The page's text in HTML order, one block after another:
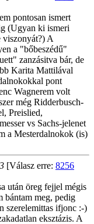
pontosan ismert
(Ugyan ki ismeri
viszonyát?) A
a "bőbeszédű"
zanzásitva bár, de
Karita Mattilával
pont
Wagnerem volt
még Ridderbusch-
Preislied,
vs Sachs-jelenet
a Mesterdalnokok (is)
[Válasz erre: 8256
után öreg fejjel mégis
bántam meg, pedig
szerelemittas ifjonc :-)
eksztázis. A